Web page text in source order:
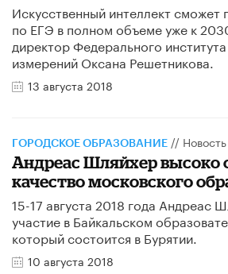
Искусственный интеллект сможет
по ЕГЭ в полном объеме уже к
директор Федерального
измерений Оксана Решетникова.
13 августа 2018
ГОРОДСКОЕ ОБРАЗОВАНИЕ // Новость
Андреас Шляйхер высоко
качество московского
15-17 августа 2018 года Андреас
участие в Байкальском
который состоится в Бурятии.
10 августа 2018